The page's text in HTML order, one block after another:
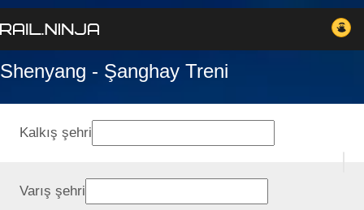
Shenyang - Şanghay Treni
Kalkış şehri
Varış şehri